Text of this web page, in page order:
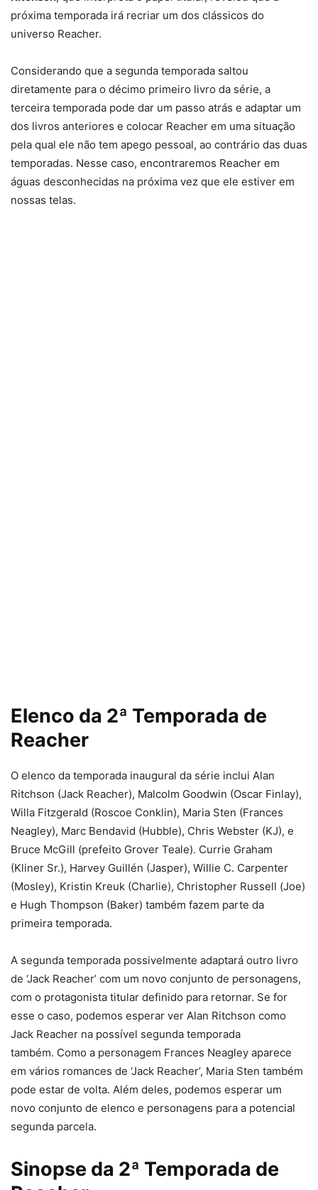
próxima temporada irá recriar um dos clássicos do
universo Reacher.
Considerando que a segunda temporada saltou
diretamente para o décimo primeiro livro da série, a
terceira temporada pode dar um passo atrás e adaptar um
dos livros anteriores e colocar Reacher em uma situação
pela qual ele não tem apego pessoal, ao contrário das duas
temporadas. Nesse caso, encontraremos Reacher em
águas desconhecidas na próxima vez que ele estiver em
nossas telas.
Elenco da 2ª Temporada de
Reacher
O elenco da temporada inaugural da série inclui Alan
Ritchson (Jack Reacher), Malcolm Goodwin (Oscar Finlay),
Willa Fitzgerald (Roscoe Conklin), Maria Sten (Frances
Neagley), Marc Bendavid (Hubble), Chris Webster (KJ), e
Bruce McGill (prefeito Grover Teale). Currie Graham
(Kliner Sr.), Harvey Guillén (Jasper), Willie C. Carpenter
(Mosley), Kristin Kreuk (Charlie), Christopher Russell (Joe)
e Hugh Thompson (Baker) também fazem parte da
primeira temporada.
A segunda temporada possivelmente adaptará outro livro
de ‘Jack Reacher’ com um novo conjunto de personagens,
com o protagonista titular definido para retornar. Se for
esse o caso, podemos esperar ver Alan Ritchson como
Jack Reacher na possível segunda temporada
também. Como a personagem Frances Neagley aparece
em vários romances de ‘Jack Reacher’, Maria Sten também
pode estar de volta. Além deles, podemos esperar um
novo conjunto de elenco e personagens para a potencial
segunda parcela.
Sinopse da 2ª Temporada de